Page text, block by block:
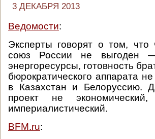
3 ДЕКАБРЯ 2013
Ведомости:
Эксперты говорят о том, что
союз России не выгоден
энергоресурсы, готовность
бюрократического аппарата
в Казахстан и
проект не
империалистический.
BFM.ru: